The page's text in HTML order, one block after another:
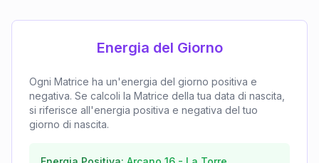
Energia del Giorno
Ogni Matrice ha un'energia del giorno positiva e
negativa. Se calcoli la Matrice della tua data di nascita,
si riferisce all'energia positiva e negativa del tuo
giorno di nascita.